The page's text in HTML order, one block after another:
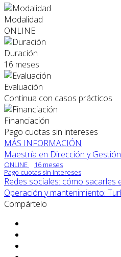
Modalidad
ONLINE
Duración
16 meses
Evaluación
Continua con casos prácticos
Financiación
Pago cuotas sin intereses
MÁS INFORMACIÓN
Maestría en Dirección y
ONLINE
16 meses
Pago cuotas sin intereses
Redes sociales: cómo sacarles
Operación y mantenimiento:
Compártelo